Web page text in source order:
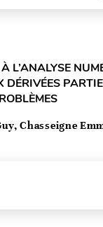
L’ANALYSE
DÉRIVÉES
Chasseigne